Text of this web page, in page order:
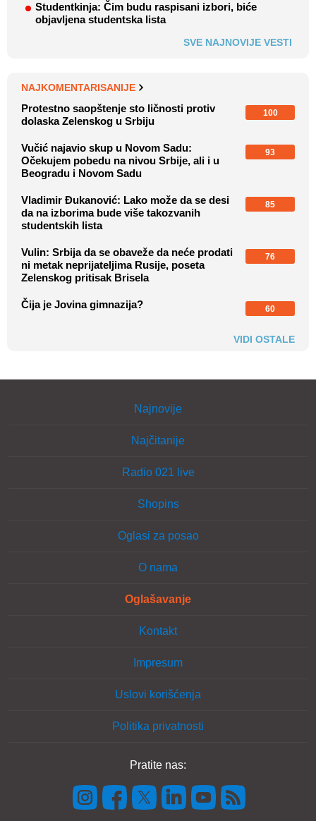
Studentkinja: Čim budu raspisani izbori, biće
objavljena studentska lista
SVE NAJNOVIJE VESTI
NAJKOMENTARISANIJE
Protestno saopštenje sto ličnosti protiv
dolaska Zelenskog u Srbiju
100
Vučić najavio skup u Novom Sadu:
Očekujem pobedu na nivou Srbije, ali i u
Beogradu i Novom Sadu
93
Vladimir Đukanović: Lako može da se desi
da na izborima bude više takozvanih
studentskih lista
85
Vulin: Srbija da se obaveže da neće prodati
ni metak neprijateljima Rusije, poseta
Zelenskog pritisak Brisela
76
Čija je Jovina gimnazija? 60
VIDI OSTALE
Najnovije
Najčitanije
Radio 021 live
Shopins
Oglasi za posao
O nama
Oglašavanje
Kontakt
Impresum
Uslovi korišćenja
Politika privatnosti
Pratite nas: